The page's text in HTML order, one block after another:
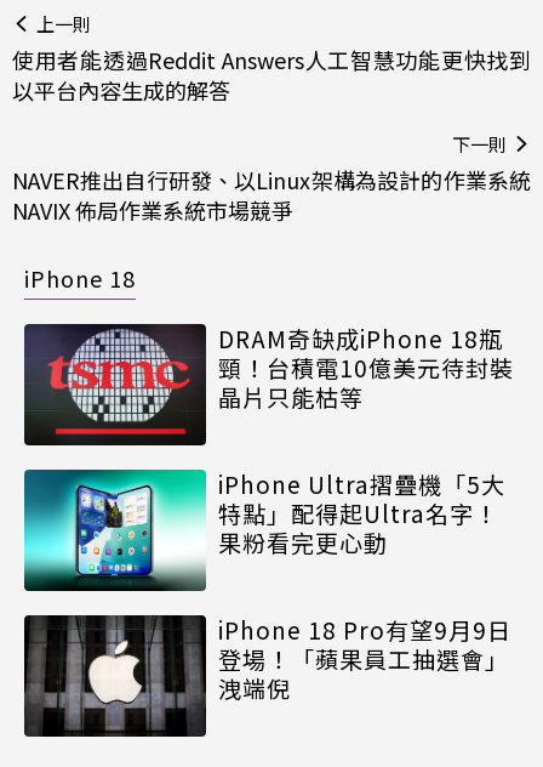
上一則
使用者能透過Reddit Answers人工智慧功能更快找到
以平台內容生成的解答
下一則
NAVER推出自行研發、以Linux架構為設計的作業系統
NAVIX 佈局作業系統市場競爭
iPhone 18
DRAM奇缺成iPhone 18瓶
頸！台積電10億美元待封裝
晶片只能枯等
iPhone Ultra摺疊機「5大
特點」配得起Ultra名字！
果粉看完更心動
iPhone 18 Pro有望9月9日
登場！「蘋果員工抽選會」
洩端倪